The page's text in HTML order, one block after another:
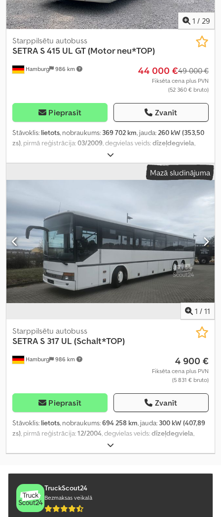
1 / 29
Hamburg 986 km
Starppilsētu autobuss
SETRA S 415 UL GT (Motor neu*TOP)
44 000 €49 000 €
Fiksēta cena plus PVN
(52 360 € bruto)
Pieprasīt Zvanīt
Stāvoklis: lietots, nobraukums: 369 702 km, jauda:260 kW (353,50
zs), pirmā reģistrācija:03/2009, degvielas veids:dīzeļdegviela,
, pārnesuma veids:
Euro 5, krāsa:sudraba, bremzes:retardētājs, Ražošanas gads:
ABS, elektroniskā stabilitātes programma
Mazā sludinājuma
1 / 11
Hamburg 986 km
Starppilsētu autobuss
SETRA S 317 UL (Schalt*TOP)
4 900 €
Fiksēta cena plus PVN
(5 831 € bruto)
Pieprasīt Zvanīt
Stāvoklis: lietots, nobraukums:694 258 km, jauda: 300 kW (407,89
zs), pirmā reģistrācija:12/2004, degvielas veids:dīzeļdegviela,
, pārnesuma veids:
Euro 3, krāsa:balts, bremzes:retardētājs, Ražošanas gads:2004,
stāvvietas sildītājs,
TruckScout24
Bezmaksas veikalā